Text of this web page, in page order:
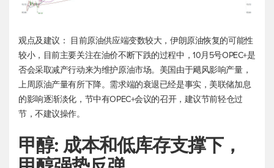
观点及建议： 目前原油供应端变数较大，伊朗原油恢复的可能性
较小，目前主要关注在油价不断下跌的过程中，10月5号OPEC+是
否会采取减产行动来为维护原油市场。美国由于飓风影响产量，
上周原油产量有所下降。需求端的衰退已经是事实，美联储加息
的影响逐渐淡化，节中有OPEC+会议的召开，建议节前轻仓过
节，不建议操作。
甲醇: 成本和低库存支撑下，